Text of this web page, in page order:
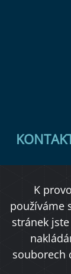
Úřední
K
používáme
stránek
souborech